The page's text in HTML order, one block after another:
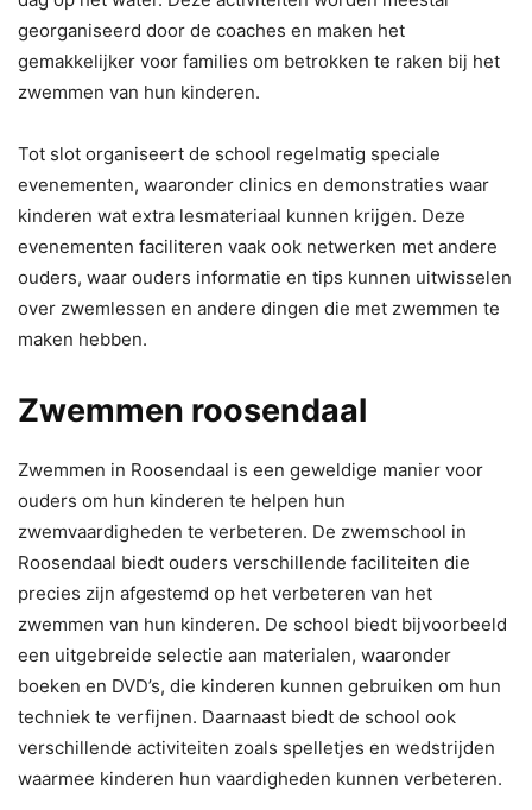
georganiseerd door de coaches en maken het
gemakkelijker voor families om betrokken te raken bij het
zwemmen van hun kinderen.
Tot slot organiseert de school regelmatig speciale
evenementen, waaronder clinics en demonstraties waar
kinderen wat extra lesmateriaal kunnen krijgen. Deze
evenementen faciliteren vaak ook netwerken met andere
ouders, waar ouders informatie en tips kunnen uitwisselen
over zwemlessen en andere dingen die met zwemmen te
maken hebben.
Zwemmen roosendaal
Zwemmen in Roosendaal is een geweldige manier voor
ouders om hun kinderen te helpen hun
zwemvaardigheden te verbeteren. De zwemschool in
Roosendaal biedt ouders verschillende faciliteiten die
precies zijn afgestemd op het verbeteren van het
zwemmen van hun kinderen. De school biedt bijvoorbeeld
een uitgebreide selectie aan materialen, waaronder
boeken en DVD’s, die kinderen kunnen gebruiken om hun
techniek te verfijnen. Daarnaast biedt de school ook
verschillende activiteiten zoals spelletjes en wedstrijden
waarmee kinderen hun vaardigheden kunnen verbeteren.